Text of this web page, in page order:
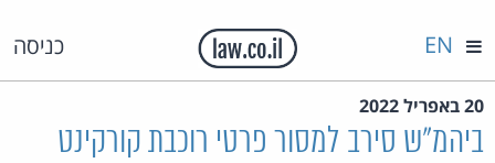
כניסה EN
20 באפריל 2022
ביהמ"ש סירב למסור פרטי רוכבת קורקינט